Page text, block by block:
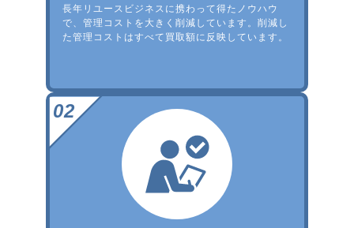
長年リユースビジネスに携わって得たノウハウ
で、管理コストを大きく削減しています。削減し
た管理コストはすべて買取額に反映しています。